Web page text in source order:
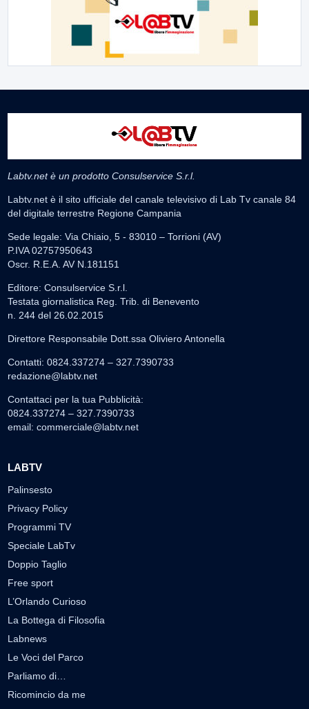
Labtv.net è un prodotto Consulservice S.r.l.
Labtv.net è il sito ufficiale del canale televisivo di Lab Tv canale 84
del digitale terrestre Regione Campania
Sede legale: Via Chiaio, 5 - 83010 – Torrioni (AV)
P.IVA 02757950643
Oscr. R.E.A. AV N.181151
Editore: Consulservice S.r.l.
Testata giornalistica Reg. Trib. di Benevento
n. 244 del 26.02.2015
Direttore Responsabile Dott.ssa Oliviero Antonella
Contatti: 0824.337274 – 327.7390733
redazione@labtv.net
Contattaci per la tua Pubblicità:
0824.337274 – 327.7390733
email: commerciale@labtv.net
LABTV
Palinsesto
Privacy Policy
Programmi TV
Speciale LabTv
Doppio Taglio
Free sport
L’Orlando Curioso
La Bottega di Filosofia
Labnews
Le Voci del Parco
Parliamo di…
Ricomincio da me